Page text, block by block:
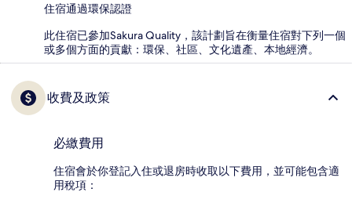
住宿通過環保認證
此住宿已參加Sakura Quality，該計劃旨在衡量住宿對下列一個
或多個方面的貢獻：環保、社區、文化遺產、本地經濟。
收費及政策
必繳費用
住宿會於你登記入住或退房時收取以下費用，並可能包含適
用稅項：